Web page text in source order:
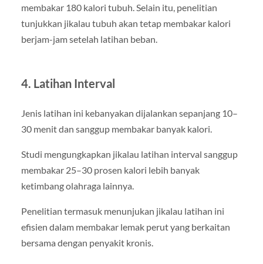
membakar 180 kalori tubuh. Selain itu, penelitian
tunjukkan jikalau tubuh akan tetap membakar kalori
berjam-jam setelah latihan beban.
4. Latihan Interval
Jenis latihan ini kebanyakan dijalankan sepanjang 10–
30 menit dan sanggup membakar banyak kalori.
Studi mengungkapkan jikalau latihan interval sanggup
membakar 25–30 prosen kalori lebih banyak
ketimbang olahraga lainnya.
Penelitian termasuk menunjukan jikalau latihan ini
efisien dalam membakar lemak perut yang berkaitan
bersama dengan penyakit kronis.